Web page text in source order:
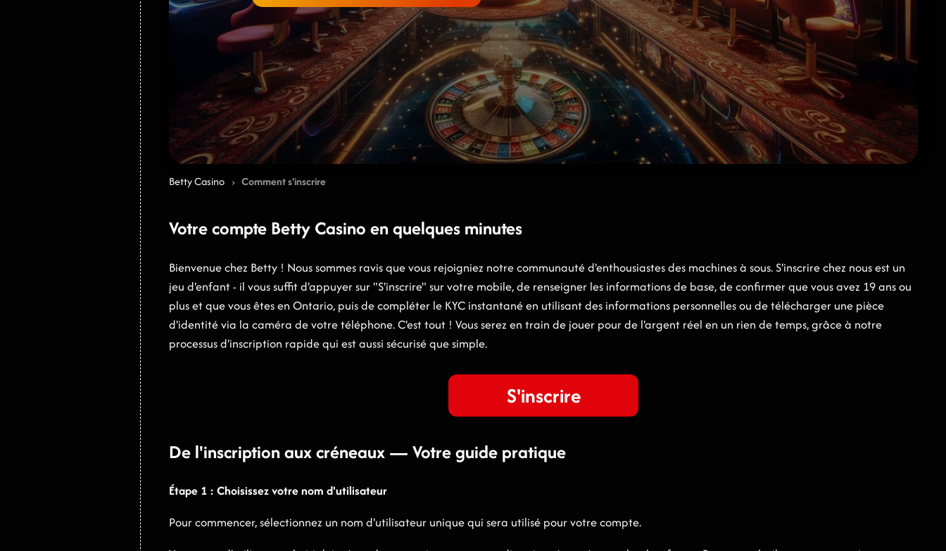
Betty Casino › Comment s'inscrire
Votre compte Betty Casino en quelques minutes
Bienvenue chez Betty ! Nous sommes ravis que vous rejoigniez notre communauté d'enthousiastes des machines à sous. S'inscrire chez nous est un
jeu d'enfant - il vous suffit d'appuyer sur "S'inscrire" sur votre mobile, de renseigner les informations de base, de confirmer que vous avez 19 ans ou
plus et que vous êtes en Ontario, puis de compléter le KYC instantané en utilisant des informations personnelles ou de télécharger une pièce
d'identité via la caméra de votre téléphone. C'est tout ! Vous serez en train de jouer pour de l'argent réel en un rien de temps, grâce à notre
processus d'inscription rapide qui est aussi sécurisé que simple.
S'inscrire
De l'inscription aux créneaux — Votre guide pratique
Étape 1 : Choisissez votre nom d'utilisateur
Pour commencer, sélectionnez un nom d'utilisateur unique qui sera utilisé pour votre compte.